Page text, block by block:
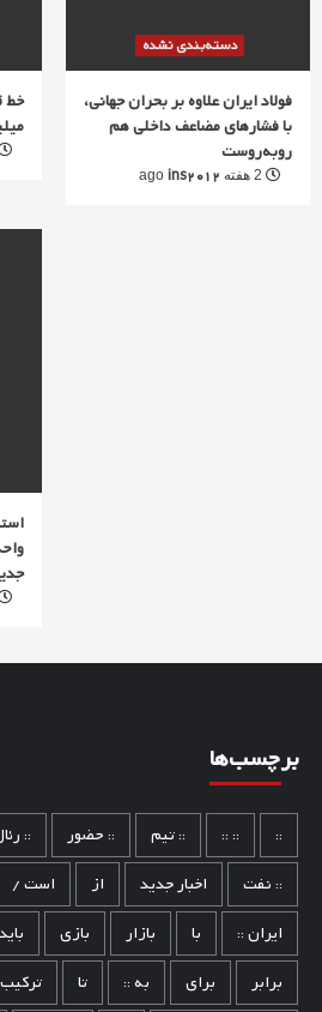
دسته‌بندی نشده
فولاد ایران علاوه بر بحران جهانی،
با فشارهای مضاعف داخلی هم
روبه‌روست
ins2012
برچسب‌ها
::
:: :: :: تیم :: حضور ::
:: نفت
اخبار جدید از است /
ایران ::
با بازار بازی
برابر
برای به :: تا